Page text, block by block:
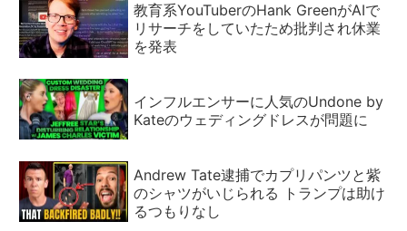
教育系YouTuberのHank GreenがAIで
リサーチをしていたため批判され休業
を発表
インフルエンサーに人気のUndone by
Kateのウェディングドレスが問題に
Andrew Tate逮捕でカプリパンツと紫
のシャツがいじられる トランプは助け
るつもりなし